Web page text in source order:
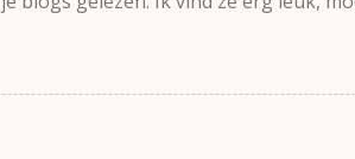
is aan kanker overleden. Ik stond
vertellen over wat je nog niet van